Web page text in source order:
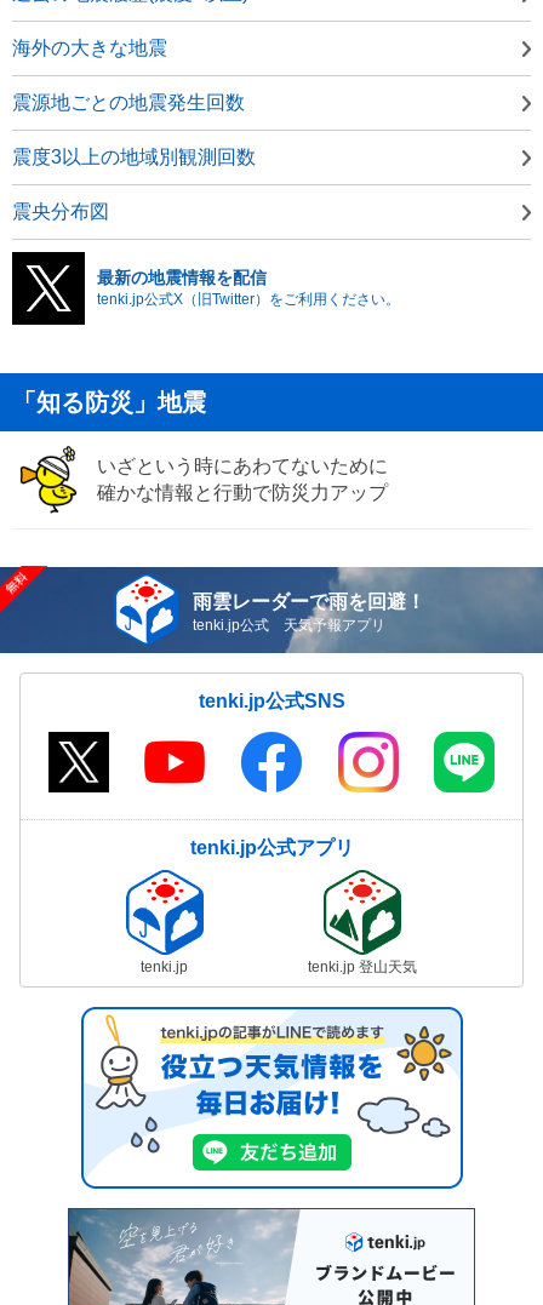
海外の大きな地震
震源地ごとの地震発生回数
震度3以上の地域別観測回数
震央分布図
最新の地震情報を配信
tenki.jp公式X（旧Twitter）をご利用ください。
「知る防災」地震
いざという時にあわてないために
確かな情報と行動で防災力アップ
雨雲レーダーで雨を回避！
tenki.jp公式 天気予報アプリ
tenki.jp公式SNS
tenki.jp公式アプリ
tenki.jp tenki.jp 登山天気